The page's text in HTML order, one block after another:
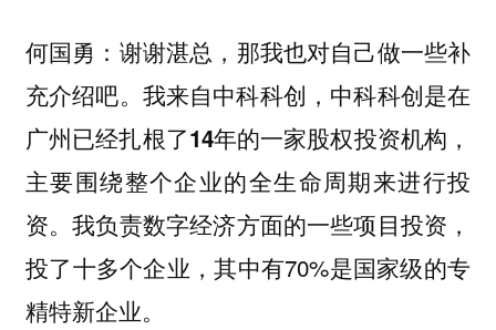
何国勇： 谢谢湛总，那我也对自己做一些补
充介绍吧。我来自中科科创， 中科科创是在
广州已经扎根了14年的一家股权投资机构，
主要围绕整个企业的全生命周期来进行投
资。我负责数字经济方面的一些项目投资，
投了十多个企业，其中有70%是国家级的专
精特新企业。